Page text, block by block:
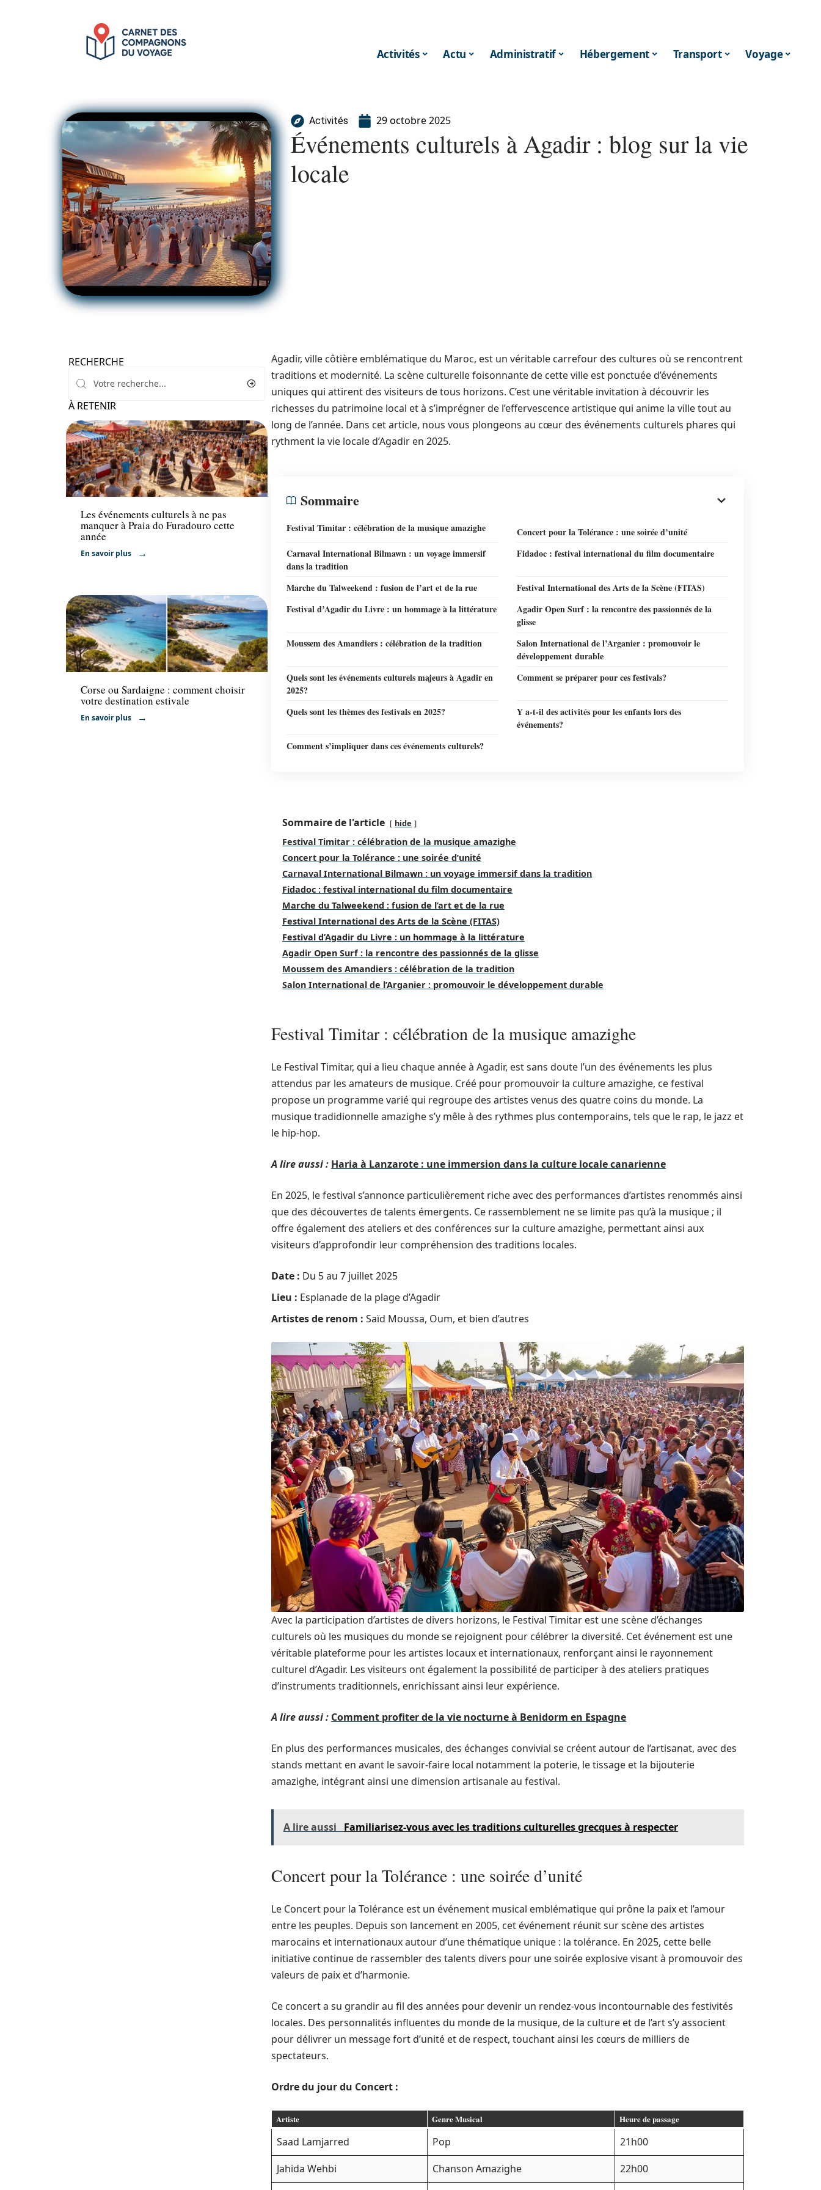
Activités Actu Administratif Hébergement Transport Voyage
Activités 29 octobre 2025
Événements culturels à Agadir : blog sur la vie
locale
RECHERCHE
À RETENIR
Activités
Les événements culturels à ne pas
manquer à Praia do Furadouro cette
année
En savoir plus
Voyage
Corse ou Sardaigne : comment choisir
votre destination estivale
En savoir plus
Agadir, ville côtière emblématique du Maroc, est un véritable carrefour des cultures où se rencontrent
traditions et modernité. La scène culturelle foisonnante de cette ville est ponctuée d’événements
uniques qui attirent des visiteurs de tous horizons. C’est une véritable invitation à découvrir les
richesses du patrimoine local et à s’imprégner de l’effervescence artistique qui anime la ville tout au
long de l’année. Dans cet article, nous vous plongeons au cœur des événements culturels phares qui
rythment la vie locale d’Agadir en 2025.
Sommaire
Festival Timitar : célébration de la musique amazighe
Concert pour la Tolérance : une soirée d’unité
Carnaval International Bilmawn : un voyage immersif
dans la tradition
Fidadoc : festival international du film documentaire
Marche du Talweekend : fusion de l’art et de la rue
Festival International des Arts de la Scène (FITAS)
Festival d’Agadir du Livre : un hommage à la littérature
Agadir Open Surf : la rencontre des passionnés de la
glisse
Moussem des Amandiers : célébration de la tradition
Salon International de l’Arganier : promouvoir le
développement durable
Quels sont les événements culturels majeurs à Agadir en
2025?
Comment se préparer pour ces festivals?
Quels sont les thèmes des festivals en 2025?
Y a-t-il des activités pour les enfants lors des
événements?
Comment s’impliquer dans ces événements culturels?
Sommaire de l'article hide
Festival Timitar : célébration de la musique amazighe
Concert pour la Tolérance : une soirée d’unité
Carnaval International Bilmawn : un voyage immersif dans la tradition
Fidadoc : festival international du film documentaire
Marche du Talweekend : fusion de l’art et de la rue
Festival International des Arts de la Scène (FITAS)
Festival d’Agadir du Livre : un hommage à la littérature
Agadir Open Surf : la rencontre des passionnés de la glisse
Moussem des Amandiers : célébration de la tradition
Salon International de l’Arganier : promouvoir le développement durable
Festival Timitar : célébration de la musique amazighe
Le Festival Timitar, qui a lieu chaque année à Agadir, est sans doute l’un des événements les plus
attendus par les amateurs de musique. Créé pour promouvoir la culture amazighe, ce festival
propose un programme varié qui regroupe des artistes venus des quatre coins du monde. La
musique tradidionnelle amazighe s’y mêle à des rythmes plus contemporains, tels que le rap, le jazz et
le hip-hop.
A lire aussi : Haria à Lanzarote : une immersion dans la culture locale canarienne
En 2025, le festival s’annonce particulièrement riche avec des performances d’artistes renommés ainsi
que des découvertes de talents émergents. Ce rassemblement ne se limite pas qu’à la musique ; il
offre également des ateliers et des conférences sur la culture amazighe, permettant ainsi aux
visiteurs d’approfondir leur compréhension des traditions locales.
Date : Du 5 au 7 juillet 2025
Lieu : Esplanade de la plage d’Agadir
Artistes de renom : Saïd Moussa, Oum, et bien d’autres
Avec la participation d’artistes de divers horizons, le Festival Timitar est une scène d’échanges
culturels où les musiques du monde se rejoignent pour célébrer la diversité. Cet événement est une
véritable plateforme pour les artistes locaux et internationaux, renforçant ainsi le rayonnement
culturel d’Agadir. Les visiteurs ont également la possibilité de participer à des ateliers pratiques
d’instruments traditionnels, enrichissant ainsi leur expérience.
A lire aussi : Comment profiter de la vie nocturne à Benidorm en Espagne
En plus des performances musicales, des échanges convivial se créent autour de l’artisanat, avec des
stands mettant en avant le savoir-faire local notamment la poterie, le tissage et la bijouterie
amazighe, intégrant ainsi une dimension artisanale au festival.
A lire aussi Familiarisez-vous avec les traditions culturelles grecques à respecter
Concert pour la Tolérance : une soirée d’unité
Le Concert pour la Tolérance est un événement musical emblématique qui prône la paix et l’amour
entre les peuples. Depuis son lancement en 2005, cet événement réunit sur scène des artistes
marocains et internationaux autour d’une thématique unique : la tolérance. En 2025, cette belle
initiative continue de rassembler des talents divers pour une soirée explosive visant à promouvoir des
valeurs de paix et d’harmonie.
Ce concert a su grandir au fil des années pour devenir un rendez-vous incontournable des festivités
locales. Des personnalités influentes du monde de la musique, de la culture et de l’art s’y associent
pour délivrer un message fort d’unité et de respect, touchant ainsi les cœurs de milliers de
spectateurs.
Ordre du jour du Concert :
Artiste Genre Musical Heure de passage
Saad Lamjarred Pop
21h00
Jahida Wehbi
Chanson Amazighe
22h00